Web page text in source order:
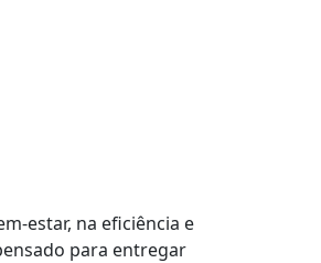
estar, na eficiência e
para entregar